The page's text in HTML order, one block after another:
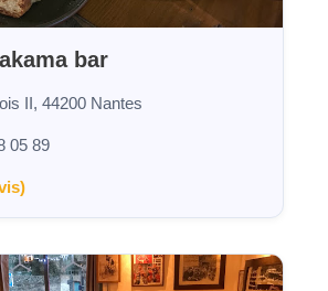
bar
II, 44200 Nantes
05 89